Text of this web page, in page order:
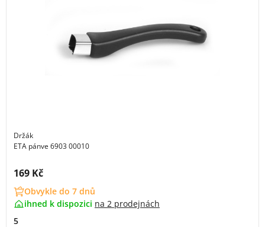
Držák
ETA pánve 6903 00010
Cena s DPH:
169 Kč
Obvykle do 7 dnů
ihned k dispozici na 2 prodejnách
5